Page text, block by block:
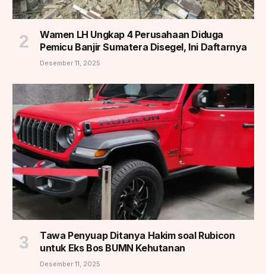
Wamen LH Ungkap 4 Perusahaan Diduga
Pemicu Banjir Sumatera Disegel, Ini Daftarnya
Desember 11, 2025
Tawa Penyuap Ditanya Hakim soal Rubicon
untuk Eks Bos BUMN Kehutanan
Desember 11, 2025